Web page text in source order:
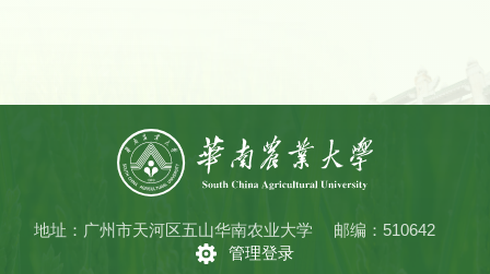
地址：广州市天河区五山华南农业大学
邮编：510642
管理登录